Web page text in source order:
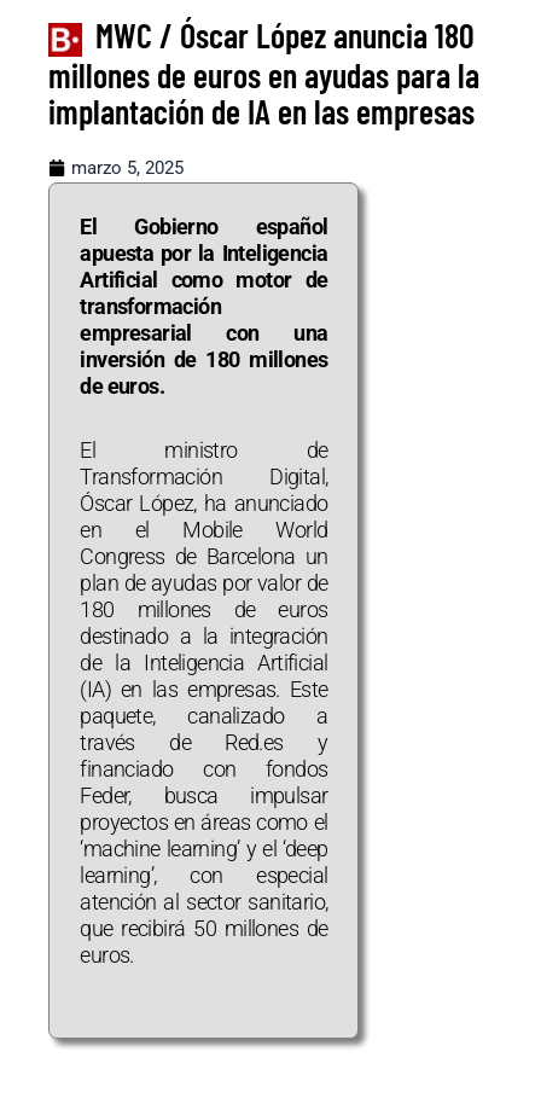
MWC / Óscar López anuncia 180
millones de euros en ayudas para la
implantación de IA en las empresas
marzo 5, 2025
El Gobierno español
apuesta por la Inteligencia
Artificial como motor de
transformación
empresarial con una
inversión de 180 millones
de euros.
El ministro de
Transformación Digital,
Óscar López, ha anunciado
en el Mobile World
Congress de Barcelona un
plan de ayudas por valor de
180 millones de euros
destinado a la integración
de la Inteligencia Artificial
(IA) en las empresas. Este
paquete, canalizado a
través de Red.es y
financiado con fondos
Feder, busca impulsar
proyectos en áreas como el
‘machine learning’ y el ‘deep
learning’, con especial
atención al sector sanitario,
que recibirá 50 millones de
euros.